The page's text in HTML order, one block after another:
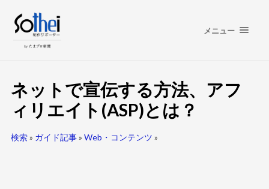
メニュー
ネットで宣伝する方法、アフ
ィリエイト(ASP)とは？
検索» ガイド記事» Web・コンテンツ »